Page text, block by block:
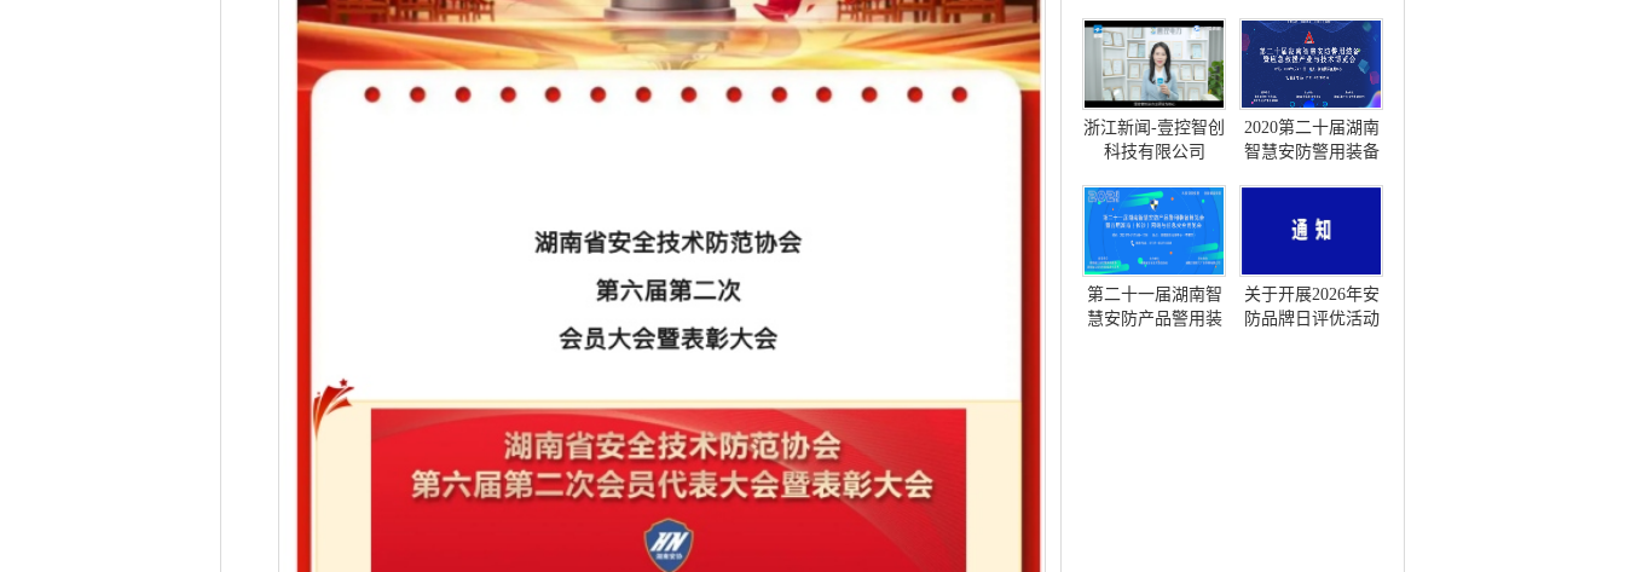
商)大会”(长沙站)的
通知
幕
浙江新闻-壹控智创
科技有限公司
2020第二十届湖南
智慧安防警用装备
第二十一届湖南智
慧安防产品警用装
关于开展2026年安
防品牌日评优活动